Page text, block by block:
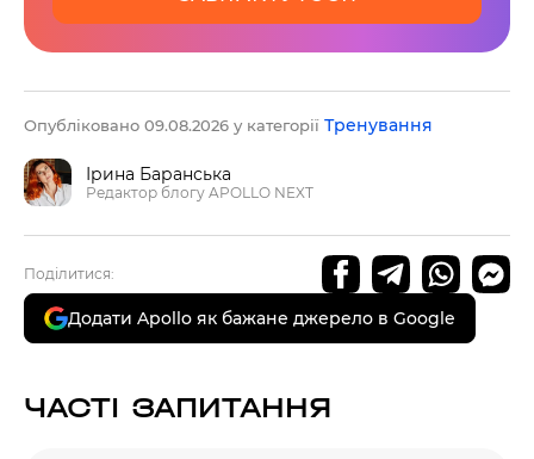
Опубліковано 09.08.2026 у категорії Тренування
Ірина Баранська
Редактор блогу APOLLO NEXT
Поділитися:
Додати Apollo як бажане джерело в Google
ЧАСТІ ЗАПИТАННЯ